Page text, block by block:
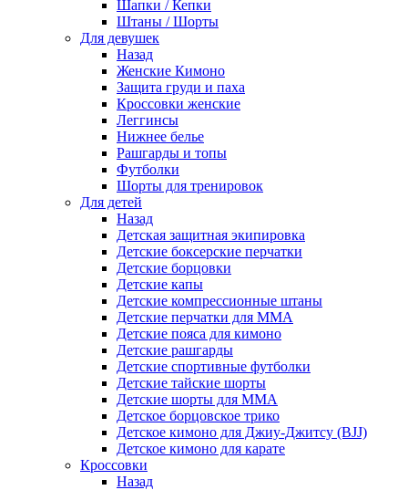
Шапки / Кепки
Штаны / Шорты
Для девушек
Назад
Женские Кимоно
Защита груди и паха
Кроссовки женские
Леггинсы
Нижнее белье
Рашгарды и топы
Футболки
Шорты для тренировок
Для детей
Назад
Детская защитная экипировка
Детские боксерские перчатки
Детские борцовки
Детские капы
Детские компрессионные штаны
Детские перчатки для ММА
Детские пояса для кимоно
Детские рашгарды
Детские спортивные футболки
Детские тайские шорты
Детские шорты для ММА
Детское борцовское трико
Детское кимоно для Джиу-Джитсу (BJJ)
Детское кимоно для карате
Кроссовки
Назад